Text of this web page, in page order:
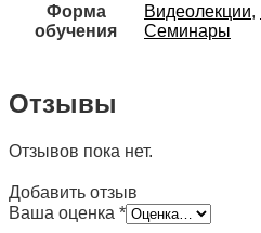
Форма
обучения
Видеолекции,
Семинары
Отзывы
Отзывов пока нет.
Добавить отзыв
Ваша оценка *